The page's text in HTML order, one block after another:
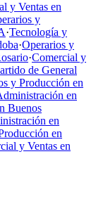
y Ventas en
y
·Tecnología y
·Operarios y
·Comercial y
de General
y Producción en
en
Buenos
en
en
y Ventas en